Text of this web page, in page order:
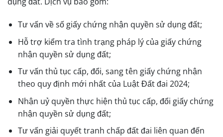
Tư vấn về số giấy chứng nhận quyền sử dụng đất;
Hỗ trợ kiểm tra tình trạng pháp lý của giấy chứng
nhận quyền sử dụng đất;
Tư vấn thủ tục cấp, đổi, sang tên giấy chứng nhận
theo quy định mới nhất của Luật Đất đai 2024;
Nhận uỷ quyền thực hiện thủ tục cấp, đổi giấy chứng
nhận quyền sử dụng đất;
Tư vấn giải quyết tranh chấp đất đai liên quan đến